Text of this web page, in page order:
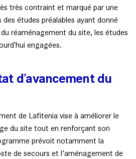
très contraint et marqué par une
études préalables ayant donné
réaménagement du site, les études
engagées.
d’avancement du
de Lafitenia vise à améliorer le
du site tout en renforçant son
prévoit notamment la
de secours et l’aménagement de